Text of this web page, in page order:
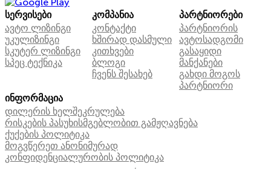
სერვისები
ავტო ლიზინგი
უკულიზინგი
სკუტერ ლიზინგი
სპეც ტექნიკა
კომპანია
კონტაქტი
ხშირად დასმული
კითხვები
ბლოგი
ჩვენს შესახებ
პარტნიორები
პარტნიორის
ავტოსადგომი
გასაყიდი
მანქანები
გახდი მოგოს
პარტნიორი
ინფორმაცია
დილერის ხელშეკრულება
რისკების პასუხისმგებლობით გამჟღავნება
ქუქების პოლიტიკა
მოგვწერეთ ანონიმურად
კონფიდენციალურობის პოლიტიკა